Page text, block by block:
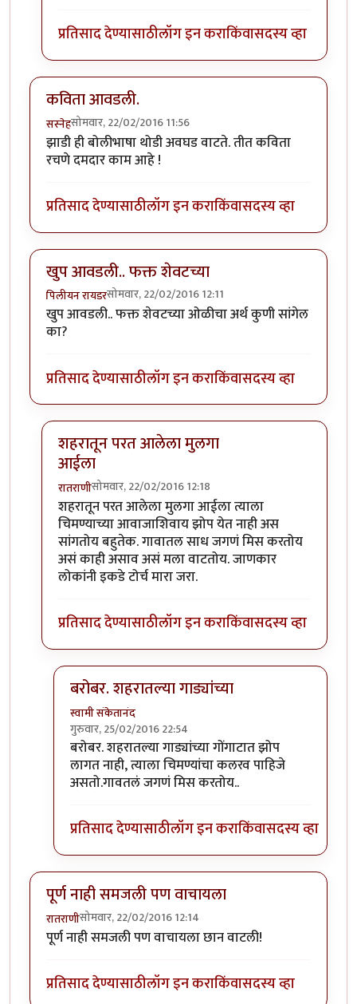
प्रतिसाद देण्यासाठीलॉग इन कराकिंवासदस्य व्हा
कविता आवडली.
सस्नेहसोमवार, 22/02/2016 11:56
झाडी ही बोलीभाषा थोडी अवघड वाटते. तीत कविता
रचणे दमदार काम आहे !
प्रतिसाद देण्यासाठीलॉग इन कराकिंवासदस्य व्हा
खुप आवडली.. फक्त शेवटच्या
पिलीयन रायडरसोमवार, 22/02/2016 12:11
खुप आवडली.. फक्त शेवटच्या ओळीचा अर्थ कुणी सांगेल
का?
प्रतिसाद देण्यासाठीलॉग इन कराकिंवासदस्य व्हा
शहरातून परत आलेला मुलगा
आईला
रातराणीसोमवार, 22/02/2016 12:18
In reply toखुप आवडली.. फक्त शेवटच्याby
शहरातून परत आलेला मुलगा आईला त्याला
चिमण्याच्या आवाजाशिवाय झोप येत नाही अस
सांगतोय बहुतेक. गावातल साध जगणं मिस करतोय
असं काही असाव असं मला वाटतोय. जाणकार
लोकांनी इकडे टोर्च मारा जरा.
प्रतिसाद देण्यासाठीलॉग इन कराकिंवासदस्य व्हा
बरोबर. शहरातल्या गाड्यांच्या
स्वामी संकेतानंद
गुरुवार, 25/02/2016 22:54
In reply toशहरातून परत आलेला मुलगा आईला
बरोबर. शहरातल्या गाड्यांच्या गोंगाटात झोप
लागत नाही, त्याला चिमण्यांचा कलरव पाहिजे
असतो.गावतलं जगणं मिस करतोय..
प्रतिसाद देण्यासाठीलॉग इन कराकिंवासदस्य व्हा
पूर्ण नाही समजली पण वाचायला
रातराणीसोमवार, 22/02/2016 12:14
पूर्ण नाही समजली पण वाचायला छान वाटली!
प्रतिसाद देण्यासाठीलॉग इन कराकिंवासदस्य व्हा